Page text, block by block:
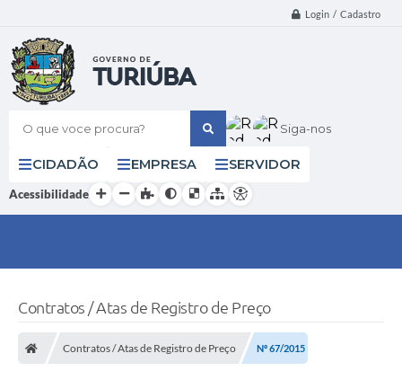
Login / Cadastro
O que voce procura? Siga-nos
CIDADÃO EMPRESA SERVIDOR
Acessibilidade
Contratos / Atas de Registro de Preço
Contratos / Atas de Registro de Preço Nº 67/2015